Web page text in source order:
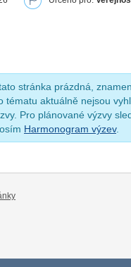
stránka prázdná,
tématu aktuálně nejsou
Pro plánované výzvy
Harmonogram výzev.